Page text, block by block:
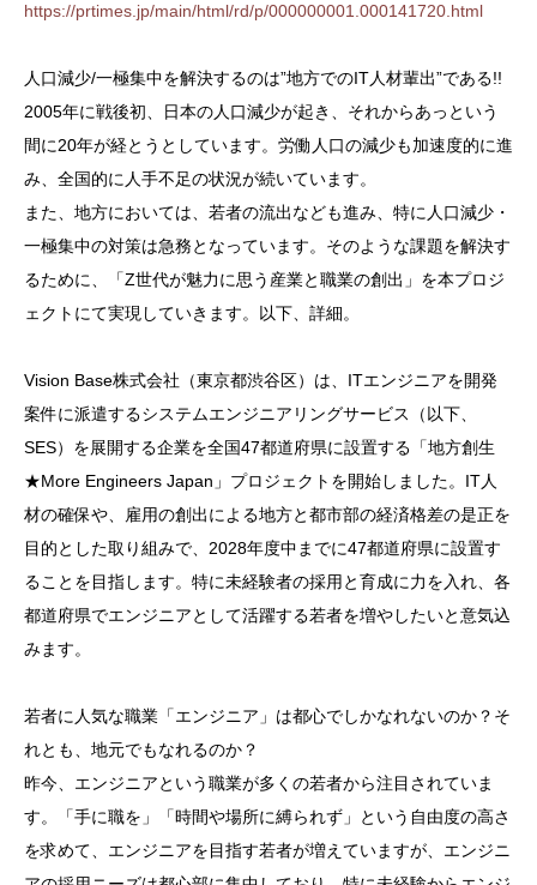
https://prtimes.jp/main/html/rd/p/000000001.000141720.html
人口減少/一極集中を解決するのは”地方でのIT人材輩出”である!!
2005年に戦後初、日本の人口減少が起き、それからあっという
間に20年が経とうとしています。労働人口の減少も加速度的に進
み、全国的に人手不足の状況が続いています。
また、地方においては、若者の流出なども進み、特に人口減少・
一極集中の対策は急務となっています。そのような課題を解決す
るために、「Z世代が魅力に思う産業と職業の創出」を本プロジ
ェクトにて実現していきます。以下、詳細。
Vision Base株式会社（東京都渋谷区）は、ITエンジニアを開発
案件に派遣するシステムエンジニアリングサービス（以下、
SES）を展開する企業を全国47都道府県に設置する「地方創生
★More Engineers Japan」プロジェクトを開始しました。IT人
材の確保や、雇用の創出による地方と都市部の経済格差の是正を
目的とした取り組みで、2028年度中までに47都道府県に設置す
ることを目指します。特に未経験者の採用と育成に力を入れ、各
都道府県でエンジニアとして活躍する若者を増やしたいと意気込
みます。
若者に人気な職業「エンジニア」は都心でしかなれないのか？そ
れとも、地元でもなれるのか？
昨今、エンジニアという職業が多くの若者から注目されていま
す。「手に職を」「時間や場所に縛られず」という自由度の高さ
を求めて、エンジニアを目指す若者が増えていますが、エンジニ